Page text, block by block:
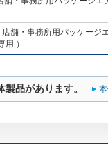
店舗・事務所用パッケージ
）
品があります。